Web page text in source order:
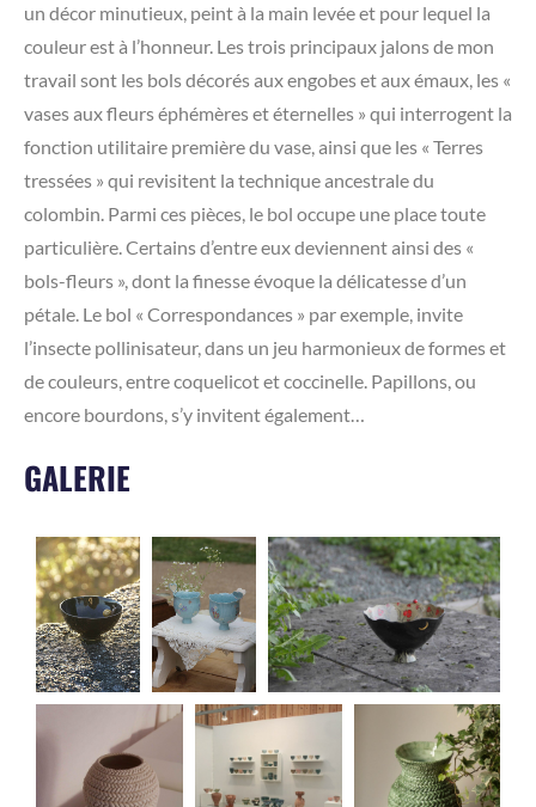
un décor minutieux, peint à la main levée et pour lequel la
couleur est à l’honneur. Les trois principaux jalons de mon
travail sont les bols décorés aux engobes et aux émaux, les «
vases aux fleurs éphémères et éternelles » qui interrogent la
fonction utilitaire première du vase, ainsi que les « Terres
tressées » qui revisitent la technique ancestrale du
colombin. Parmi ces pièces, le bol occupe une place toute
particulière. Certains d’entre eux deviennent ainsi des «
bols-fleurs », dont la finesse évoque la délicatesse d’un
pétale. Le bol « Correspondances » par exemple, invite
l’insecte pollinisateur, dans un jeu harmonieux de formes et
de couleurs, entre coquelicot et coccinelle. Papillons, ou
encore bourdons, s’y invitent également…
GALERIE